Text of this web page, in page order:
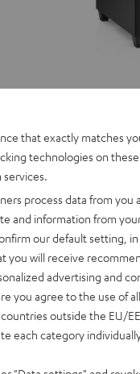
that exactly matches
technologies on
process data from you
and information from
our default setting,
you will receive
advertising and
you agree to the use of
outside the EU/
each category